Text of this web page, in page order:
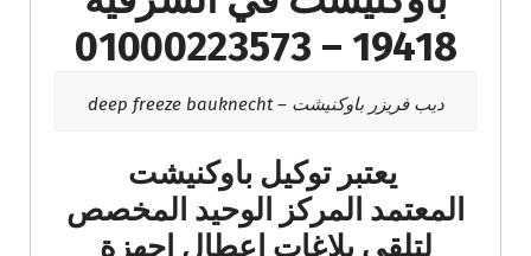
19418 – 01000223573
ديب فريزر باوكنيشت – deep freeze bauknecht
يعتبر توكيل باوكنيشت
المعتمد المركز الوحيد المخصص
لتلقي بلاغات اعطال اجهزة